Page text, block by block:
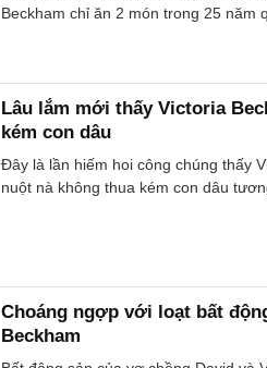
Beckham chỉ ăn 2 món trong 25 năm
Lâu lắm mới thấy Victoria
kém con dâu
Đây là lần hiếm hoi công chúng thấy
nuột nà không thua kém con dâu
Choáng ngợp với loạt bất
Beckham